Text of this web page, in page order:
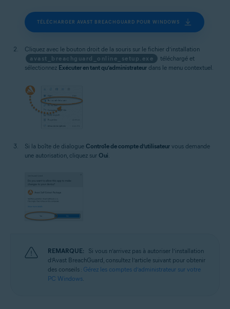
TÉLÉCHARGER AVAST BREACHGUARD POUR WINDOWS
Cliquez avec le bouton droit de la souris sur le fichier d’installation
avast_breachguard_online_setup.exe
téléchargé et
sélectionnez Exécuter en tant qu’administrateur dans le menu contextuel.
Si la boîte de dialogue Contrôle de compte d’utilisateur vous demande
une autorisation, cliquez sur Oui
REMARQUE:
Si vous n’arrivez pas à autoriser l’installation
d’Avast BreachGuard, consultez l’article suivant pour obtenir
des conseils : Gérez les comptes d’administrateur sur votre
PC Windows